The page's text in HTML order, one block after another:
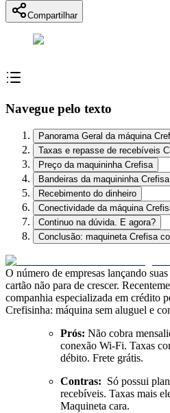
Compartilhar
Navegue pelo texto
Panorama Geral da máquina
Taxas e repasse de recebíveis
Preço da maquininha Crefisa
Bandeiras da maquininha Crefisa
Recebimento do dinheiro
Conectividade da máquina
Continuo na dúvida. E agora?
Conclusão: maquineta Crefisa
O número de empresas lançando
cartão não para de crescer.
companhia especializada em crédito
Crefisinha: máquina sem aluguel e
Prós: Não cobra
conexão Wi-Fi. Taxas
débito. Frete grátis.
Contras: Só possui
recebíveis. Taxas mais
Maquineta cara.